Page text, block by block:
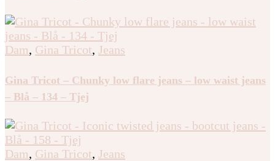
Dam, Gina Tricot, Jeans
Gina Tricot – Chunky low flare jeans – low waist jeans
– Blå – 134 – Tjej
Dam, Gina Tricot, Jeans